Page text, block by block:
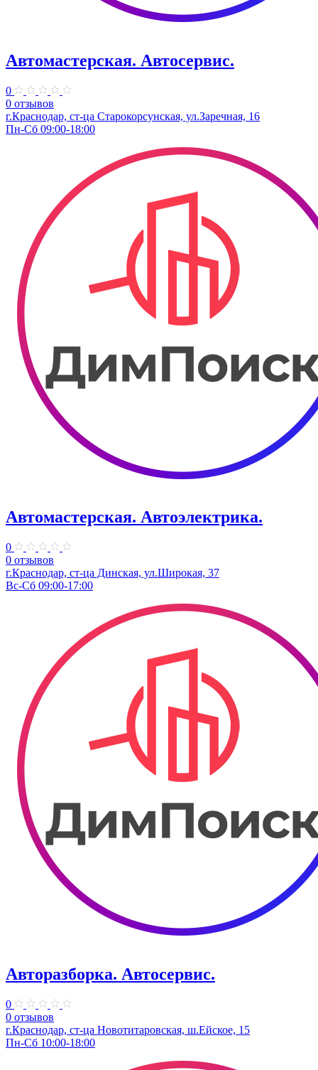
Автомастерская. Автосервис.
0
0 отзывов
г.Краснодар, ст-ца Старокорсунская, ул.Заречная, 16
Пн-Сб 09:00-18:00
Автомастерская. Автоэлектрика.
0
0 отзывов
г.Краснодар, ст-ца Динская, ул.Широкая, 37
Вс-Сб 09:00-17:00
Авторазборка. Автосервис.
0
0 отзывов
г.Краснодар, ст-ца Новотитаровская, ш.Ейское, 15
Пн-Сб 10:00-18:00